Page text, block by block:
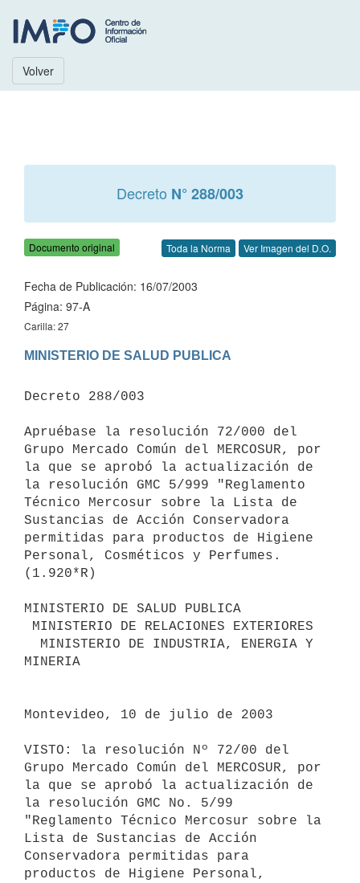
Volver
Decreto N° 288/003
Documento original Toda la Norma Ver Imagen del D.O.
Fecha de Publicación: 16/07/2003
Página: 97-A
Carilla: 27
MINISTERIO DE SALUD PUBLICA
Decreto 288/003
Apruébase la resolución 72/000 del
Grupo Mercado Común del MERCOSUR, por
la que se aprobó la actualización de
la resolución GMC 5/999 "Reglamento
Técnico Mercosur sobre la Lista de
Sustancias de Acción Conservadora
permitidas para productos de Higiene
Personal, Cosméticos y Perfumes.
(1.920*R)
MINISTERIO DE SALUD PUBLICA
MINERIA
Montevideo, 10 de julio de 2003
VISTO: la resolución Nº 72/00 del
Grupo Mercado Común del MERCOSUR, por
la que se aprobó la actualización de
la resolución GMC No. 5/99
"Reglamento Técnico Mercosur sobre la
Lista de Sustancias de Acción
Conservadora permitidas para
productos de Higiene Personal,